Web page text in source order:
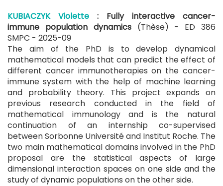
KUBIACZYK Violette : Fully interactive cancer-
immune population dynamics (Thèse) - ED 386
SMPC - 2025-09
The aim of the PhD is to develop dynamical
mathematical models that can predict the effect of
different cancer immunotherapies on the cancer-
immune system with the help of machine learning
and probability theory. This project expands on
previous research conducted in the field of
mathematical immunology and is the natural
continuation of an internship co-supervised
between Sorbonne Université and Institut Roche. The
two main mathematical domains involved in the PhD
proposal are the statistical aspects of large
dimensional interaction spaces on one side and the
study of dynamic populations on the other side.